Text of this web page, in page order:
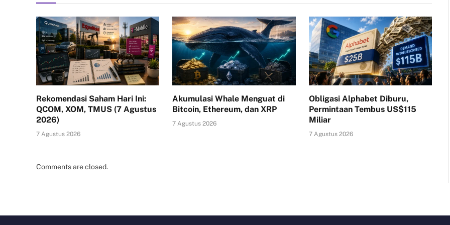
Rekomendasi Saham Hari Ini:
QCOM, XOM, TMUS (7 Agustus
2026)
7 Agustus 2026
Akumulasi Whale Menguat di
Bitcoin, Ethereum, dan XRP
7 Agustus 2026
Obligasi Alphabet Diburu,
Permintaan Tembus US$115
Miliar
7 Agustus 2026
Comments are closed.